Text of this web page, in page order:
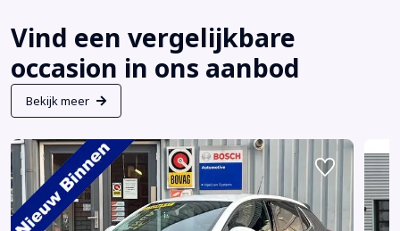
Vind een vergelijkbare
occasion in ons aanbod
Bekijk meer